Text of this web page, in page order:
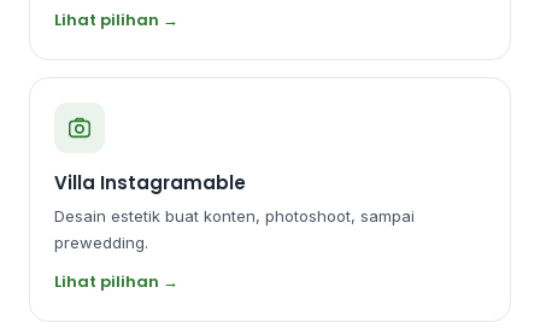
Lihat pilihan →
Villa Instagramable
Desain estetik buat konten, photoshoot, sampai
prewedding.
Lihat pilihan →